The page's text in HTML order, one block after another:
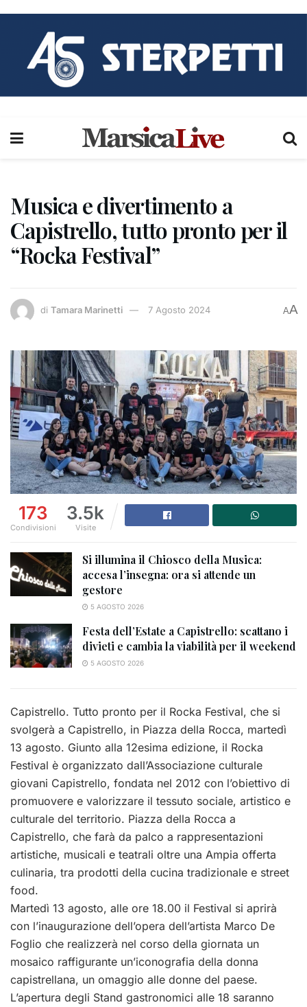
Musica e divertimento a
Capistrello, tutto pronto per il
“Rocka Festival”
di Tamara Marinetti 7 Agosto 2024 AA
173
Condivisioni
3.5k
Visite
Si illumina il Chiosco della Musica:
accesa l’insegna: ora si attende un
gestore
5 AGOSTO 2026
Festa dell’Estate a Capistrello: scattano i
divieti e cambia la viabilità per il weekend
5 AGOSTO 2026
Capistrello. Tutto pronto per il Rocka Festival, che si
svolgerà a Capistrello, in Piazza della Rocca, martedì
13 agosto. Giunto alla 12esima edizione, il Rocka
Festival è organizzato dall’Associazione culturale
giovani Capistrello, fondata nel 2012 con l’obiettivo di
promuovere e valorizzare il tessuto sociale, artistico e
culturale del territorio. Piazza della Rocca a
Capistrello, che farà da palco a rappresentazioni
artistiche, musicali e teatrali oltre una Ampia offerta
culinaria, tra prodotti della cucina tradizionale e street
food.
Martedì 13 agosto, alle ore 18.00 il Festival si aprirà
con l’inaugurazione dell’opera dell’artista Marco De
Foglio che realizzerà nel corso della giornata un
mosaico raffigurante un’iconografia della donna
capistrellana, un omaggio alle donne del paese.
L’apertura degli Stand gastronomici alle 18 saranno